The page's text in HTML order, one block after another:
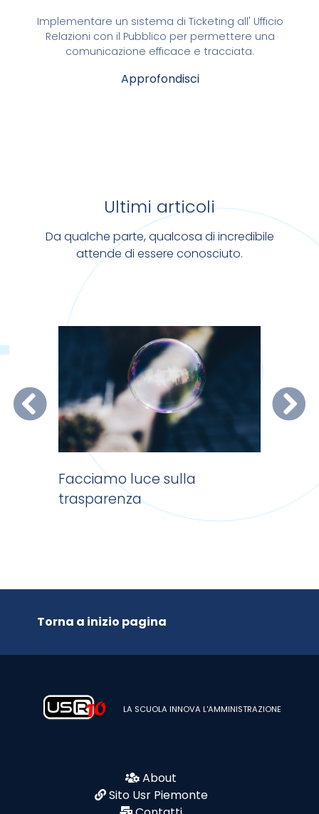
Implementare un sistema di Ticketing all' Ufficio
Relazioni con il Pubblico per permettere una
comunicazione efficace e tracciata.
Approfondisci
Ultimi articoli
Da qualche parte, qualcosa di incredibile
attende di essere conosciuto.
Facciamo luce sulla
trasparenza
Pdf
Torna a inizio pagina
LA SCUOLA INNOVA L'AMMINISTRAZIONE
About
Sito Usr Piemonte